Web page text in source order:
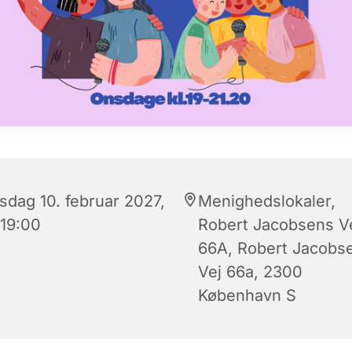
10. februar 2027,
Menighedslokaler,
Robert Jacobsens
66A, Robert
Vej 66a, 2300
København S